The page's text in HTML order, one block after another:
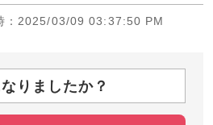
：2025/03/09 03:37:50 PM
りましたか？